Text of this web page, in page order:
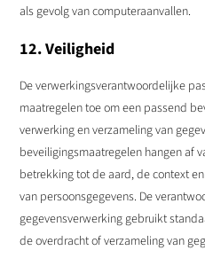
als gevolg van computeraanvallen.
12. Veiligheid
De verwerkingsverantwoordelijke
maatregelen toe om een passend
verwerking en verzameling van
beveiligingsmaatregelen hangen af
betrekking tot de aard, de context
van persoonsgegevens. De
gegevensverwerking gebruikt
de overdracht of verzameling van